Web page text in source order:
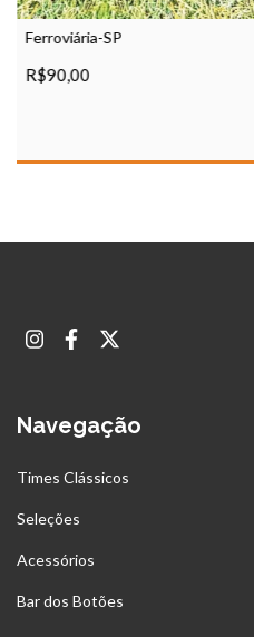
Ferroviária-SP
R$90,00
Navegação
Times Clássicos
Seleções
Acessórios
Bar dos Botões